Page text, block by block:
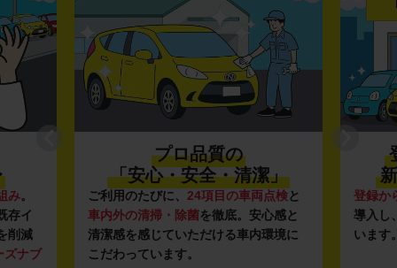
み。
存イ
削減
ズナブ
プロ品質の
「安心・安全・清潔」
ご利用のたびに、 24項目の車両点検と
車内外の清掃・除菌を徹底。安心感と
清潔感を感じていただける車内環境に
こだわっています。
登録か
導入し
います